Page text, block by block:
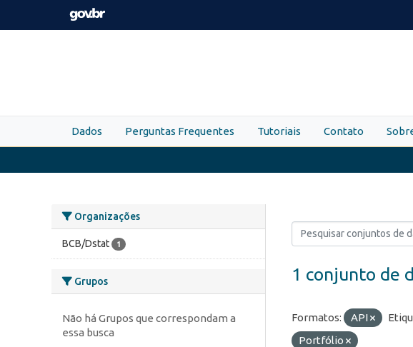
Skip to main content
Dados Perguntas Frequentes Tutoriais Contato
Organizações
BCB/Dstat 1
Grupos
Não há Grupos que correspondam a
essa busca
1 conjunto de
Formatos: API
Portfólio